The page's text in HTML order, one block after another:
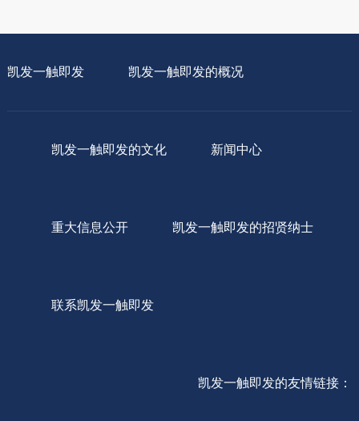
凯发一触即发 凯发一触即发的概况
凯发一触即发的文化 新闻中心
重大信息公开 凯发一触即发的招贤纳士
联系凯发一触即发
凯发一触即发的友情链接：